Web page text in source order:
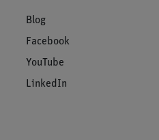
Blog
Facebook
YouTube
LinkedIn